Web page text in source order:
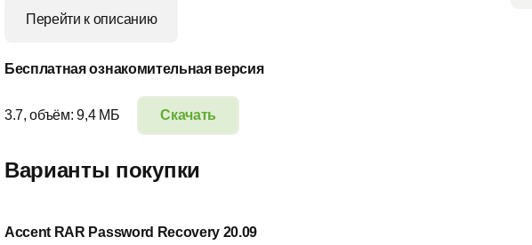
Перейти к описанию
Бесплатная ознакомительная версия
Скачать
3.7, объём: 9,4 МБ
Варианты покупки
Accent RAR Password Recovery 20.09